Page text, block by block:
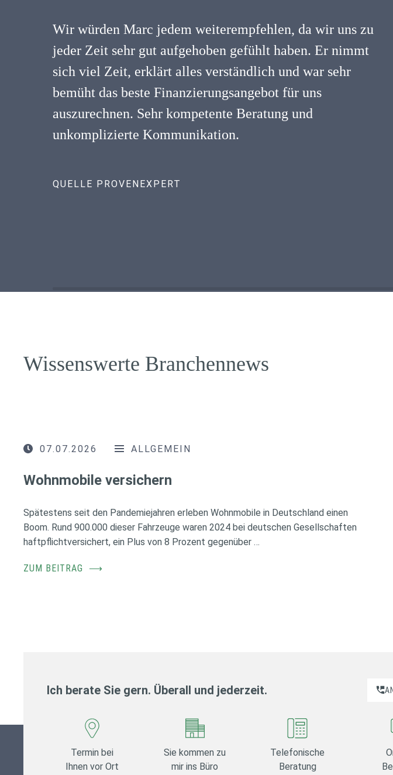
Wir würden Marc jedem weiterempfehlen, da wir uns zu
jeder Zeit sehr gut aufgehoben gefühlt haben. Er nimmt
sich viel Zeit, erklärt alles verständlich und war sehr
bemüht das beste Finanzierungsangebot für uns
auszurechnen. Sehr kompetente Beratung und
unkomplizierte Kommunikation.
QUELLE PROVENEXPERT
Wissenswerte Branchennews
07.07.2026 ALLGEMEIN
Wohnmobile versichern
Spätestens seit den Pandemiejahren erleben Wohnmobile in Deutschland einen
Boom. Rund 900.000 dieser Fahrzeuge waren 2024 bei deutschen Gesellschaften
haftpflichtversichert, ein Plus von 8 Prozent gegenüber …
ZUM BEITRAG ⟶
Ich berate Sie gern. Überall und jederzeit.
Termin bei
Ihnen vor Ort
Sie kommen zu
mir ins Büro
Telefonische
Beratung